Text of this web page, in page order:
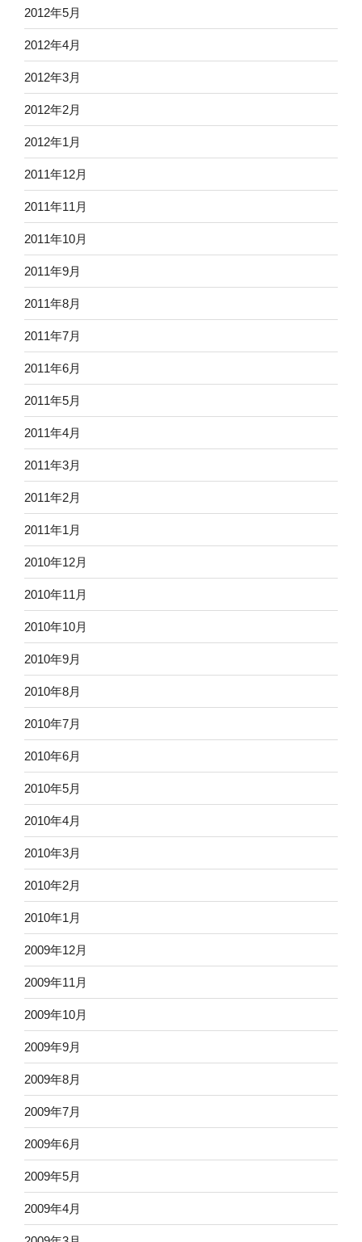
2012年5月
2012年4月
2012年3月
2012年2月
2012年1月
2011年12月
2011年11月
2011年10月
2011年9月
2011年8月
2011年7月
2011年6月
2011年5月
2011年4月
2011年3月
2011年2月
2011年1月
2010年12月
2010年11月
2010年10月
2010年9月
2010年8月
2010年7月
2010年6月
2010年5月
2010年4月
2010年3月
2010年2月
2010年1月
2009年12月
2009年11月
2009年10月
2009年9月
2009年8月
2009年7月
2009年6月
2009年5月
2009年4月